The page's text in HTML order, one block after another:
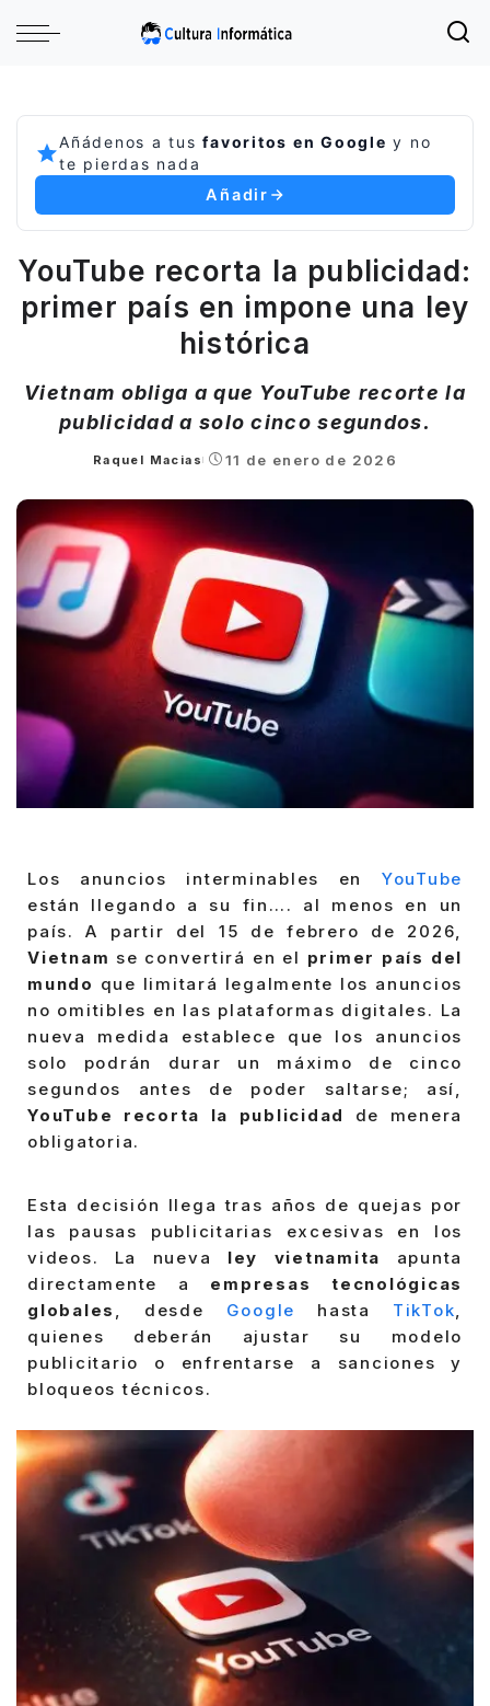
Añádenos a tusfavoritos en Google y no
te pierdas nada
Añadir
YouTube recorta la publicidad:
primer país en impone una ley
histórica
Vietnam obliga a que YouTube recorte la
publicidad a solo cinco segundos.
Posted
Raquel Macias 11 de enero de 2026
Los anuncios interminables en YouTube
están llegando a su fin…. al menos en un
país. A partir del 15 de febrero de 2026,
Vietnam se convertirá en el primer país del
mundo que limitará legalmente los anuncios
no omitibles en las plataformas digitales. La
nueva medida establece que los anuncios
solo podrán durar un máximo de cinco
segundos antes de poder saltarse; así,
YouTube recorta la publicidad
de menera
obligatoria.
Esta decisión llega tras años de quejas por
las pausas publicitarias excesivas en los
videos. La nueva ley vietnamita apunta
directamente a
empresas tecnológicas
globales , desde Google hasta TikTok,
quienes deberán ajustar su modelo
publicitario o enfrentarse a sanciones y
bloqueos técnicos.